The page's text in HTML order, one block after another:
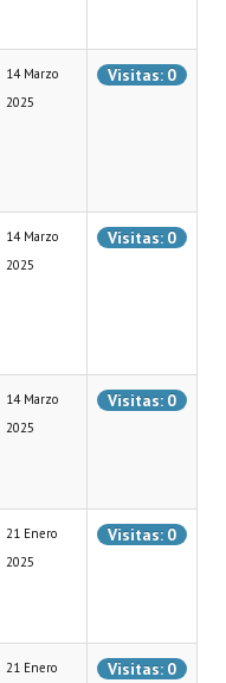
14 Marzo
2025
Visitas: 0
14 Marzo
2025
Visitas: 0
14 Marzo
2025
Visitas: 0
21 Enero
2025
Visitas: 0
21 Enero
Visitas: 0